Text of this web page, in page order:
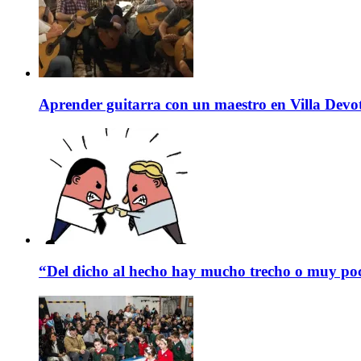
Aprender guitarra con un maestro en Villa
“Del dicho al hecho hay mucho trecho o muy